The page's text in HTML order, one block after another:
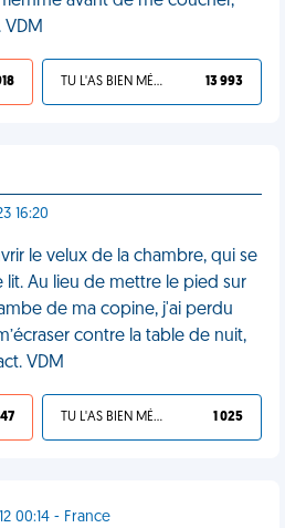
TU L'AS BIEN MÉRITÉ 13 993
16:20
le velux de la chambre, qui se
lit. Au lieu de mettre le pied sur
de ma copine, j'ai perdu
contre la table de nuit,
VDM
TU L'AS BIEN MÉRITÉ 1 025
00:14 - France